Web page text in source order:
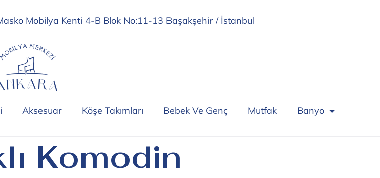
Mobilya Kenti 4-B Blok No:11-13 Başakşehir / İstanbul
Aksesuar Köşe Takımları Bebek Ve Genç Mutfak Banyo
Komodin